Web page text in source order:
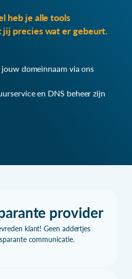
heb je alle tools
jij precies wat er gebeurt.
domeinnaam via ons
en DNS beheer zijn
provider
klant! Geen addertjes
communicatie.